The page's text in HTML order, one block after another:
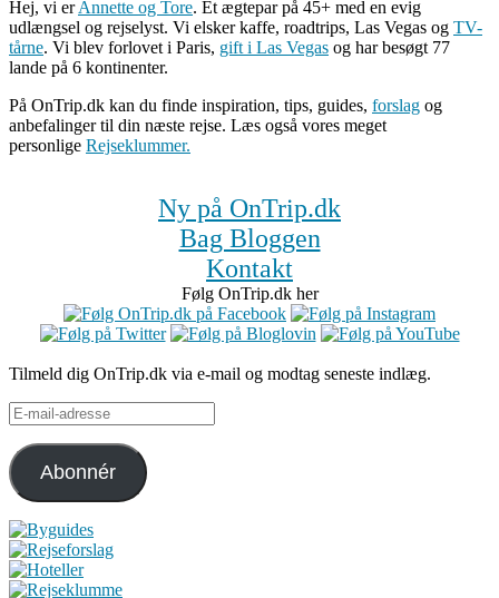
Hej, vi erAnnette og Tore. Et ægtepar på 45+ med en evig
udlængsel og rejselyst. Vi elsker kaffe, roadtrips, Las Vegas og TV-
tårne. Vi blev forlovet i Paris, gift i Las Vegas og har besøgt 77
lande på 6 kontinenter.
På OnTrip.dk kan du finde inspiration, tips, guides, forslag og
anbefalinger til din næste rejse. Læs også vores meget
personlige Rejseklummer.
Ny på OnTrip.dk
Bag Bloggen
Kontakt
Følg OnTrip.dk her
Tilmeld dig OnTrip.dk via e-mail og modtag seneste indlæg.
E-
mail-
adresse
Abonnér